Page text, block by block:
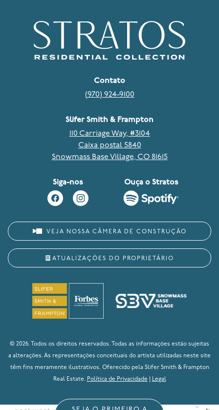
Contato
(970) 924-9100
Slifer Smith & Frampton
110 Carriage Way, #3104
Caixa postal 5840
Snowmass Base Village, CO 81615
Siga-nos Ouça o Stratos
VEJA NOSSA CÂMERA DE CONSTRUÇÃO
ATUALIZAÇÕES DO PROPRIETÁRIO
© 2026. Todos os direitos reservados. Todas as informações estão sujeitas
a alterações. As representações conceituais do artista utilizadas neste site
têm fins meramente ilustrativos. Oferecido pela Slifer Smith & Frampton
Real Estate. Política de Privacidade Legal